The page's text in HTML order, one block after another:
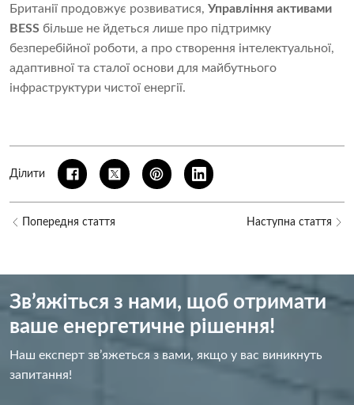
Британії продовжує розвиватися, Управління активами
BESS більше не йдеться лише про підтримку
безперебійної роботи, а про створення інтелектуальної,
адаптивної та сталої основи для майбутнього
інфраструктури чистої енергії.
Ділити
Попередня стаття Наступна стаття
Зв’яжіться з нами, щоб отримати
ваше енергетичне рішення!
Наш експерт зв’яжеться з вами, якщо у вас виникнуть
запитання!